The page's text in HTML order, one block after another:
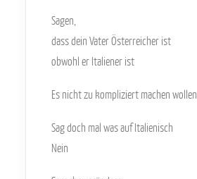
Sagen,
dass dein Vater Österreicher ist
obwohl er Italiener ist
Es nicht zu kompliziert machen wollen
Sag doch mal was auf Italienisch
Nein